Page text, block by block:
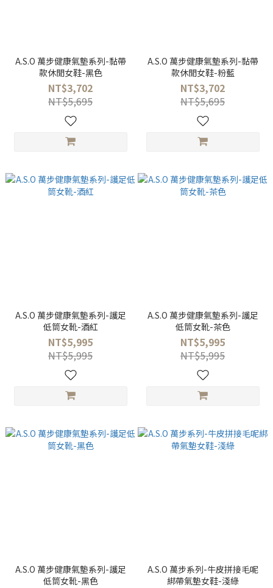
A.S.O 萬步健康氣墊系列-黏帶
款休閒女鞋-黑色
NT$3,702
NT$5,695
A.S.O 萬步健康氣墊系列-黏帶
款休閒女鞋-粉藍
NT$3,702
NT$5,695
A.S.O 萬步健康氣墊系列-護足
低筒女靴-酒紅
NT$5,995
NT$5,995
A.S.O 萬步健康氣墊系列-護足
低筒女靴-茶色
NT$5,995
NT$5,995
A.S.O 萬步健康氣墊系列-護足
低筒女靴-黑色
A.S.O 萬步系列-牛皮拼接毛呢
綁帶氣墊女鞋-淺綠